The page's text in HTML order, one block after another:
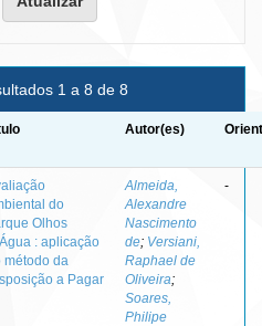
1 a 8 de 8
Autor(es)
do
Olhos
: aplicação
método da
a Pagar
Almeida,
Alexandre
Nascimento
de; Versiani,
Raphael de
Oliveira;
Soares,
Philipe
-